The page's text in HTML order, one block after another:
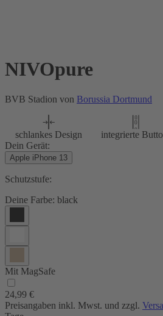
NIVOpure
BVB Stadion von Borussia Dortmund
schlankes Design integrierte
Dein Gerät:
Apple iPhone 13
Schutzstufe:
Deine Farbe: black
Mit MagSafe
24,99 €
Preisangaben inkl. Mwst. und zzgl.